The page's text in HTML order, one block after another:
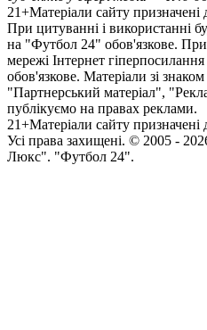
21+Матеріали сайту призначені
При цитуванні і використанні
на "Футбол 24" обов'язкове. При
мережі Інтернет
обов'язкове. Матеріали зі
"Партнерський матеріал",
публікуємо на правах реклами.
21+Матеріали сайту призначені
Усi права захищенi. © 2005 -
Люкс". "Футбол 24".